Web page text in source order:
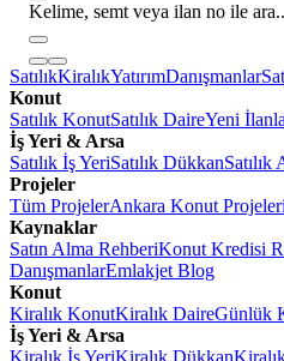
Kelime, semt veya ilan no ile
SatılıkKiralıkYatırımDanışmanlarSat
Konut
Satılık KonutSatılık DaireYeni
İş Yeri & Arsa
Satılık İş YeriSatılık DükkanSatılık
Projeler
Tüm ProjelerAnkara Konut Projeleri
Kaynaklar
Satın Alma RehberiKonut Kredisi
DanışmanlarEmlakjet Blog
Konut
Kiralık KonutKiralık DaireGünlük
İş Yeri & Arsa
Kiralık İş YeriKiralık Dükkan